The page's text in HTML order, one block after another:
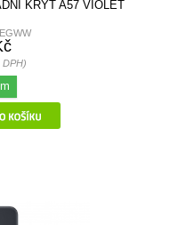
KRYT A57 VIOLET
DPH)